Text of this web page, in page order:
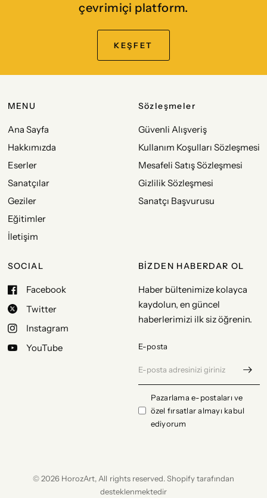
çevrimiçi platform.
KEŞFET
MENU
Ana Sayfa
Hakkımızda
Eserler
Sanatçılar
Geziler
Eğitimler
İletişim
Sözleşmeler
Güvenli Alışveriş
Kullanım Koşulları Sözleşmesi
Mesafeli Satış Sözleşmesi
Gizlilik Sözleşmesi
Sanatçı Başvurusu
SOCIAL
Facebook
Twitter
Instagram
YouTube
BİZDEN HABERDAR OL
Haber bültenimize kolayca
kaydolun, en güncel
haberlerimizi ilk siz öğrenin.
E-posta
Pazarlama e-postaları ve
özel fırsatlar almayı kabul
ediyorum
© 2026 HorozArt, All rights reserved. Shopify tarafından
desteklenmektedir